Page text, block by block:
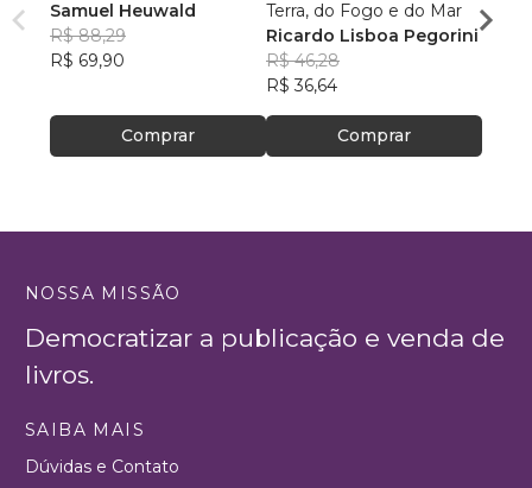
Samuel Heuwald
R$ 88,29
R$ 69,90
Comprar
Terra, do Fogo e do Mar
Ricardo Lisboa Pegorini
R$ 46,28
R$ 36,64
Comprar
Vitor
NOSSA MISSÃO
Democratizar a publicação e venda de
livros.
SAIBA MAIS
Dúvidas e Contato